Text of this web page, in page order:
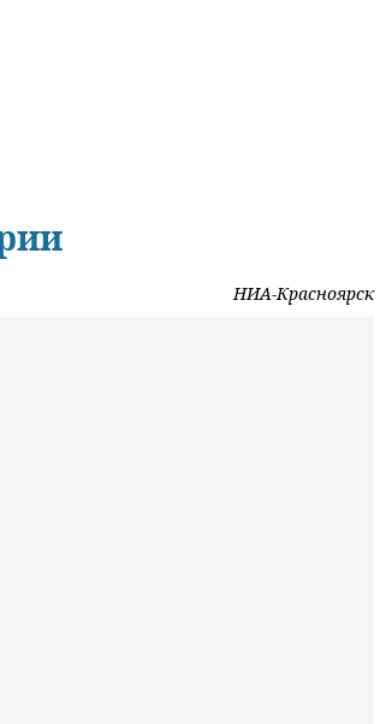
НИА-Красноярск